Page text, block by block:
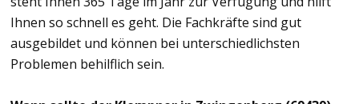
Ihnen so schnell es geht. Die Fachkräfte sind gut
ausgebildet und können bei unterschiedlichsten
Problemen behilflich sein.